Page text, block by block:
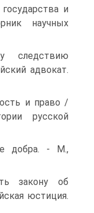
и
научных
следствию
адвокат.
и право /
русской
добра. - М.,
закону об
юстиция.